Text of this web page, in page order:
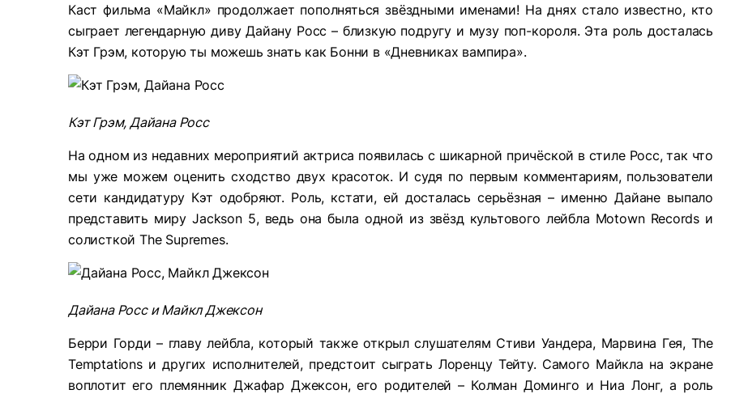
Каст фильма «Майкл» продолжает пополняться звёздными именами! На днях стало известно, кто
сыграет легендарную диву Дайану Росс – близкую подругу и музу поп-короля. Эта роль досталась
Кэт Грэм, которую ты можешь знать как Бонни в «Дневниках вампира».
Кэт Грэм, Дайана Росс
На одном из недавних мероприятий актриса появилась с шикарной причёской в стиле Росс, так что
мы уже можем оценить сходство двух красоток. И судя по первым комментариям, пользователи
сети кандидатуру Кэт одобряют. Роль, кстати, ей досталась серьёзная – именно Дайане выпало
представить миру Jackson 5, ведь она была одной из звёзд культового лейбла Motown Records и
солисткой The Supremes.
Дайана Росс и Майкл Джексон
Берри Горди – главу лейбла, который также открыл слушателям Стиви Уандера, Марвина Гея, The
Temptations и других исполнителей, предстоит сыграть Лоренцу Тейту. Самого Майкла на экране
воплотит его племянник Джафар Джексон, его родителей – Колман Доминго и Ниа Лонг, а роль